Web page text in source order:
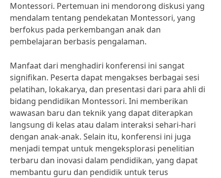
Montessori. Pertemuan ini mendorong diskusi yang
mendalam tentang pendekatan Montessori, yang
berfokus pada perkembangan anak dan
pembelajaran berbasis pengalaman.
Manfaat dari menghadiri konferensi ini sangat
signifikan. Peserta dapat mengakses berbagai sesi
pelatihan, lokakarya, dan presentasi dari para ahli di
bidang pendidikan Montessori. Ini memberikan
wawasan baru dan teknik yang dapat diterapkan
langsung di kelas atau dalam interaksi sehari-hari
dengan anak-anak. Selain itu, konferensi ini juga
menjadi tempat untuk mengeksplorasi penelitian
terbaru dan inovasi dalam pendidikan, yang dapat
membantu guru dan pendidik untuk terus